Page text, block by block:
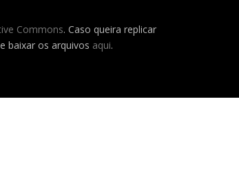
Commons. Caso queira replicar
baixar os arquivos aqui.